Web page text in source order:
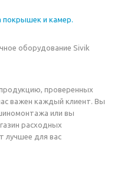
покрышек и камер.
оборудование Sivik
проверенных
важен каждый клиент. Вы
или вы
расходных
лучшее для вас